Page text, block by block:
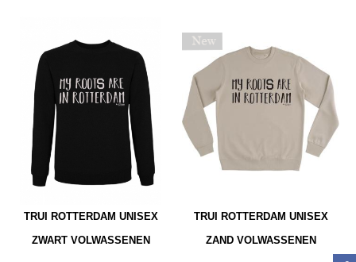
TRUI ROTTERDAM UNISEX
ZWART VOLWASSENEN
TRUI ROTTERDAM UNISEX
ZAND VOLWASSENEN